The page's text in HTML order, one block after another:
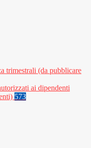
trimestrali (da pubblicare
ai dipendenti
573